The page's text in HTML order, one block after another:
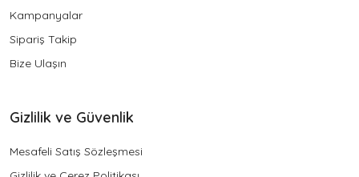
Kampanyalar
Sipariş Takip
Bize Ulaşın
Gizlilik ve Güvenlik
Mesafeli Satış Sözleşmesi